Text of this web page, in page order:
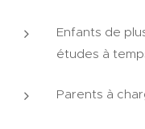
Enfants de
études à
Parents à